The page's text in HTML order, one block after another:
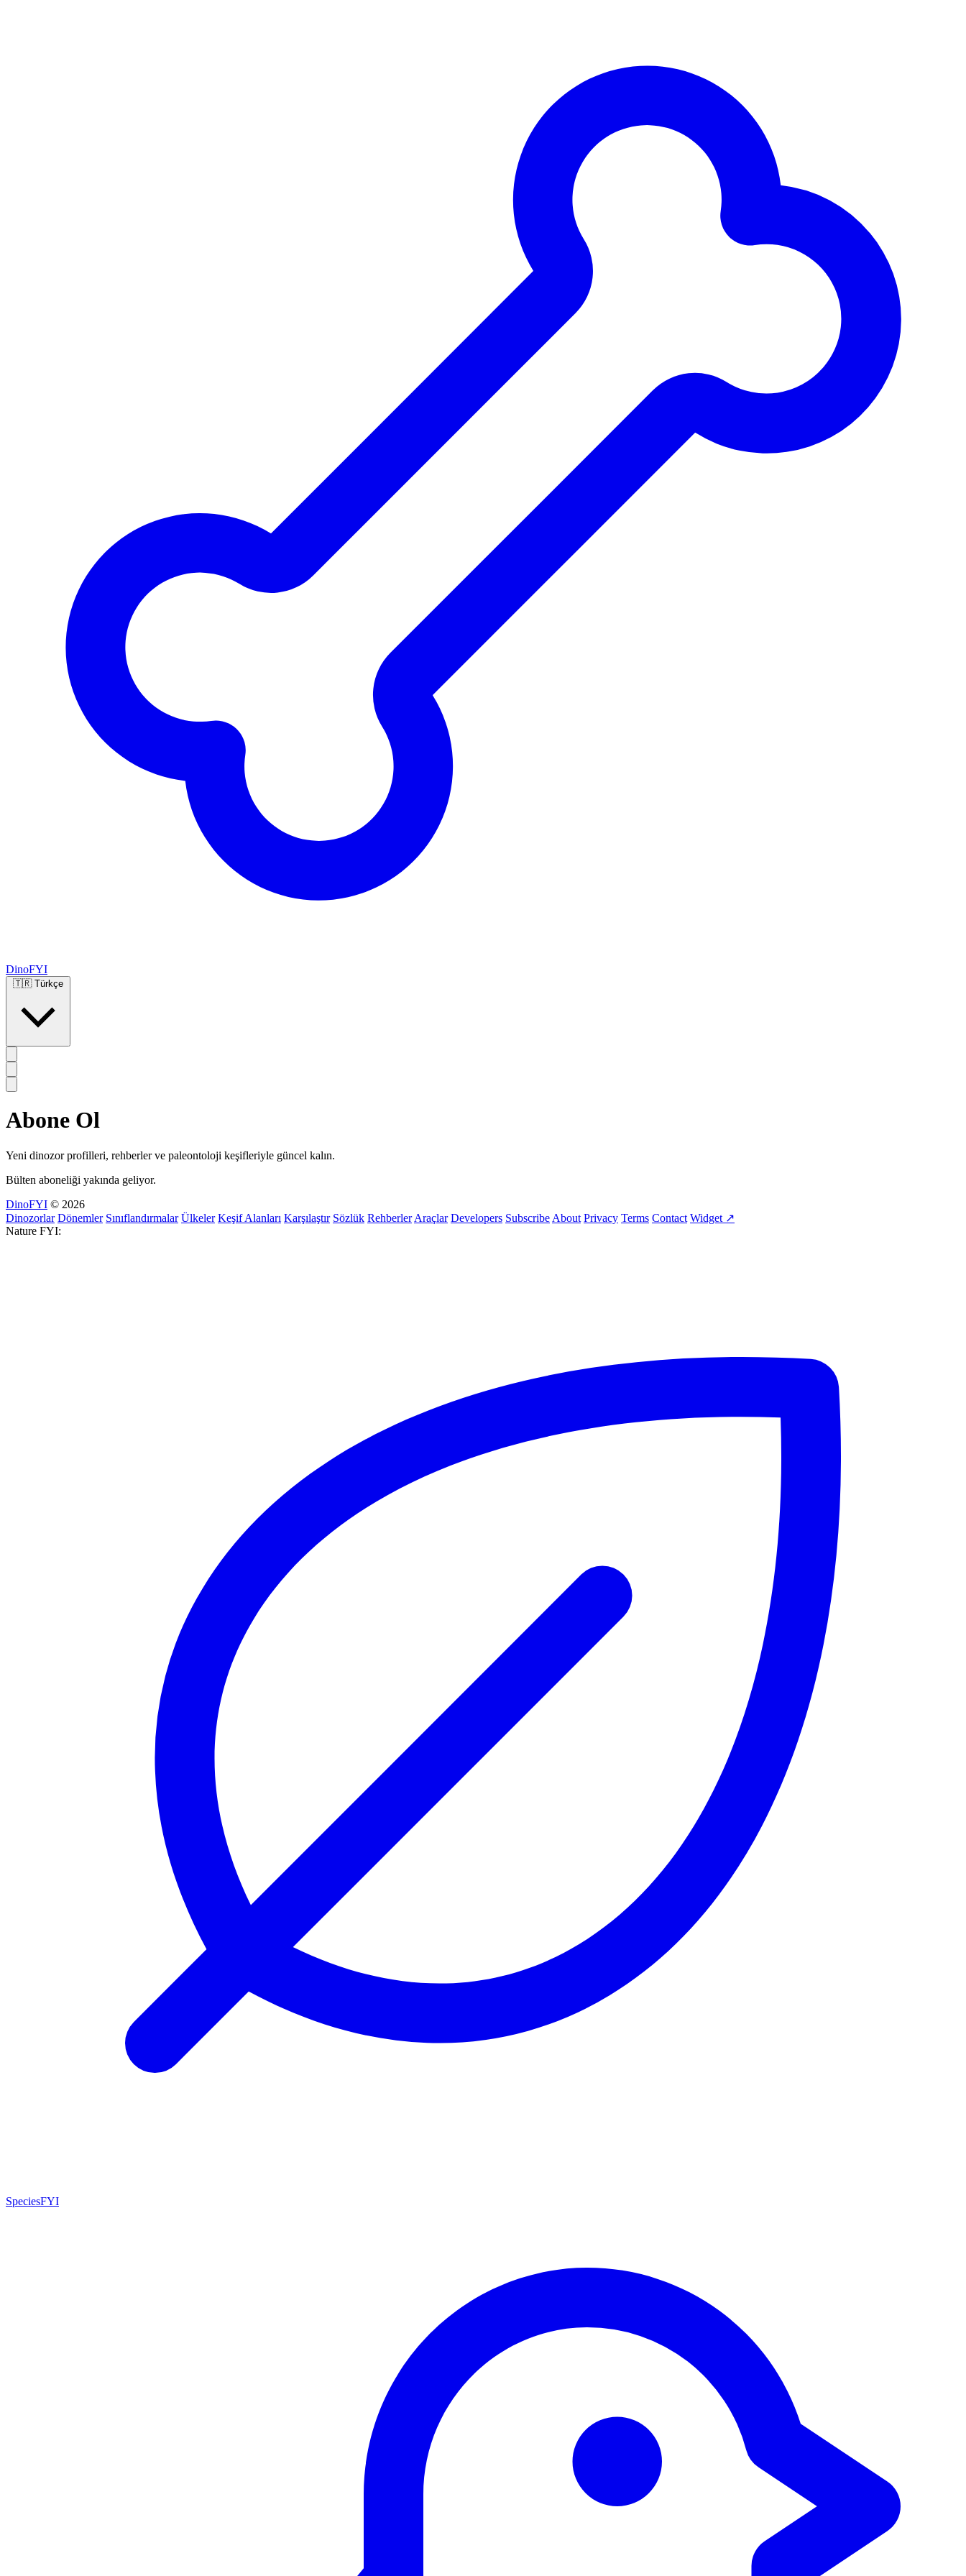
DinoFYI
🇹🇷 Türkçe
Abone Ol
Yeni dinozor profilleri, rehberler ve paleontoloji keşifleriyle güncel kalın.
Bülten aboneliği yakında geliyor.
DinoFYI © 2026
Dinozorlar Dönemler Sınıflandırmalar Ülkeler Keşif Alanları Karşılaştır Sözlük Rehberler Araçlar Developers Subscribe About Privacy Terms Contact Widget ↗
Nature FYI:
SpeciesFYI